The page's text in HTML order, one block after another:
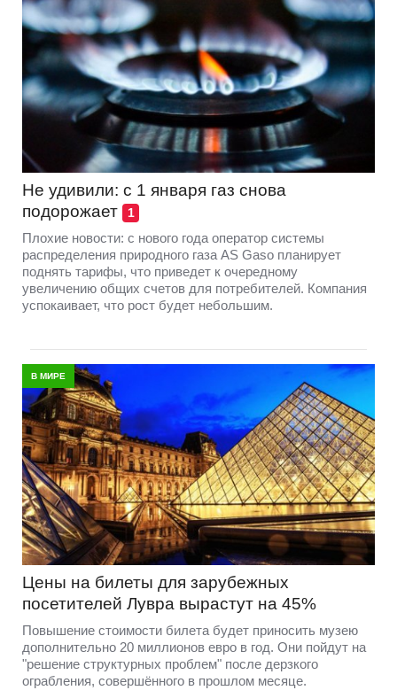
Не удивили: с 1 января газ снова
подорожает
1
Плохие новости: с нового года оператор системы
распределения природного газа AS Gaso планирует
поднять тарифы, что приведет к очередному
увеличению общих счетов для потребителей. Компания
успокаивает, что рост будет небольшим.
В МИРЕ
Цены на билеты для зарубежных
посетителей Лувра вырастут на 45%
Повышение стоимости билета будет приносить музею
дополнительно 20 миллионов евро в год. Они пойдут на
"решение структурных проблем" после дерзкого
ограбления, совершённого в прошлом месяце.